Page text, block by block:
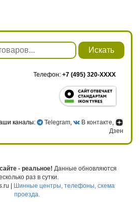
Искать
Телефон: +7 (495) 320-XXXX
каналы: Telegram , В контакте
Дзен
- реальное! Данные обновляются
раз в сутки.
| Шинные центры, телефоны, схема
проезда.